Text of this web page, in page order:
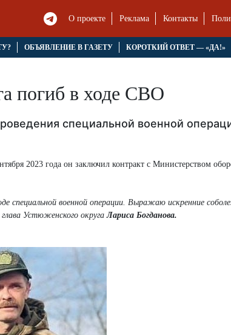
О проекте Реклама Контакты
ОБЪЯВЛЕНИЕ В ГАЗЕТУ КОРОТКИЙ ОТВЕТ — «ДА!»
погиб в ходе СВО
специальной военной
2023 года он заключил контракт с Министерством
специальной военной операции. Выражаю искренние
Устюженского округаЛариса Богданова.